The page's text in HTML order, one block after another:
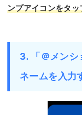
ンプアイコンをタッ
3. 「＠メンシ
ネームを入力